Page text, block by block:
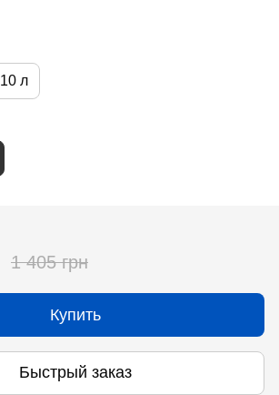
10 л
1 405 грн
Купить
Быстрый заказ